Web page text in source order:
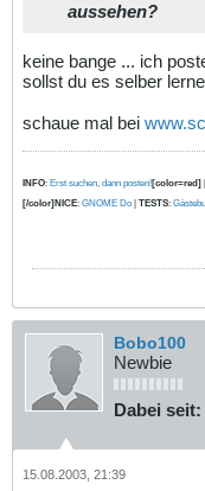
aussehen?
keine bange ... ich
sollst du es selber
schaue mal bei
INFO: Erst suchen, dann posten![color=red]
[/color]NICE: GNOME Do TESTS:
Bobo100
Newbie
Dabei seit:
15.08.2003, 21:39